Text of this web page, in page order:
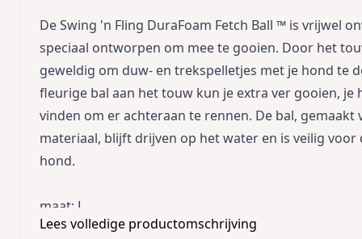
De Swing 'n Fling DuraFoam Fetch Ball ™ is vrijwel
speciaal ontworpen om mee te gooien. Door het
geweldig om duw- en trekspelletjes met je hond te
fleurige bal aan het touw kun je extra ver gooien, je
vinden om er achteraan te rennen. De bal, gemaakt
materiaal, blijft drijven op het water en is veilig voor
hond.
maat: L
Kleur: geel/blauw
Lees volledige productomschrijving